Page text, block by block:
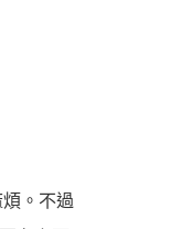
。不過